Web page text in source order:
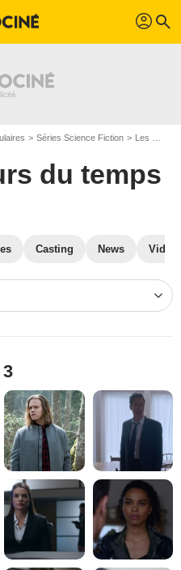
profil search
Séries Science Fiction Les Voyageurs du temps
du temps
Casting News